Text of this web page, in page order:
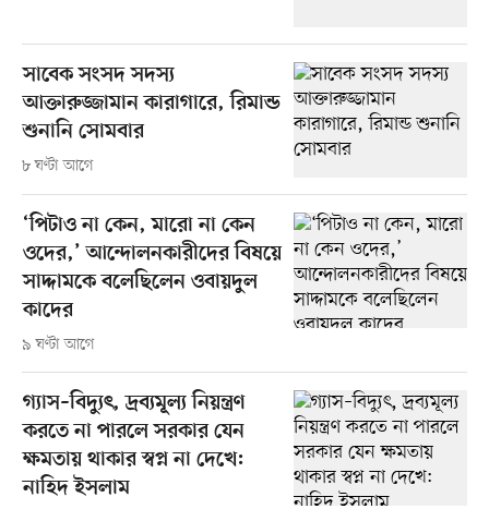
সাবেক সংসদ সদস্য
আক্তারুজ্জামান কারাগারে, রিমান্ড
শুনানি সোমবার
৮ ঘণ্টা আগে
‘পিটাও না কেন, মারো না কেন
ওদের,’ আন্দোলনকারীদের বিষয়ে
সাদ্দামকে বলেছিলেন ওবায়দুল
কাদের
৯ ঘণ্টা আগে
গ্যাস–বিদ্যুৎ, দ্রব্যমূল্য নিয়ন্ত্রণ
করতে না পারলে সরকার যেন
ক্ষমতায় থাকার স্বপ্ন না দেখে:
নাহিদ ইসলাম